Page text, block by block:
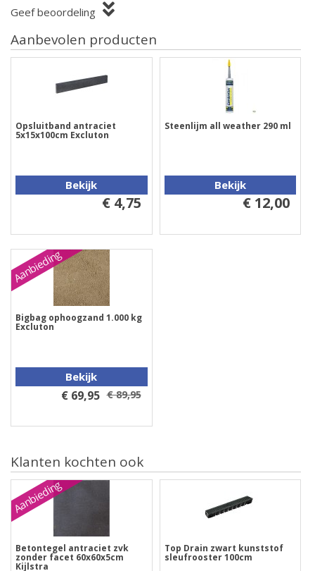
Geef beoordeling
Aanbevolen producten
Opsluitband antraciet
5x15x100cm Excluton
Bekijk
€ 4,75
Steenlijm all weather 290 ml
Bekijk
€ 12,00
Aanbieding
Bigbag ophoogzand 1.000 kg
Excluton
Bekijk
€ 69,95 € 89,95
Klanten kochten ook
Aanbieding
Betontegel antraciet zvk
zonder facet 60x60x5cm
Kijlstra
Top Drain zwart kunststof
sleufrooster 100cm